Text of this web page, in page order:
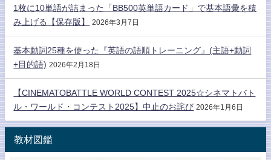
1枚に10単語が詰まった「BB500英単語カード」で基本語彙を積
み上げる【保存版】
2026年3月7日
基本動詞25種を使った『英語の語順トレーニング』(主語+動詞
+目的語) 2026年2月18日
【CINEMATOBATTLE WORLD CONTEST 2025☆シネマトバト
ル・ワールド・コンテスト2025】中止のお詫び 2026年1月6日
教材図鑑